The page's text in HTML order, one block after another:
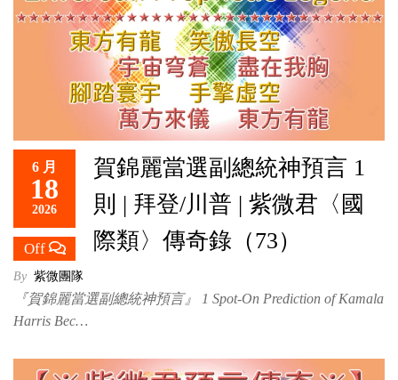
6 月
18
2026
Off
賀錦麗當選副總統神預言 1
則 | 拜登/川普 | 紫微君〈國
際類〉傳奇錄（73）
By 紫微團隊
『賀錦麗當選副總統神預言』 1 Spot-On Prediction of Kamala
Harris Bec…